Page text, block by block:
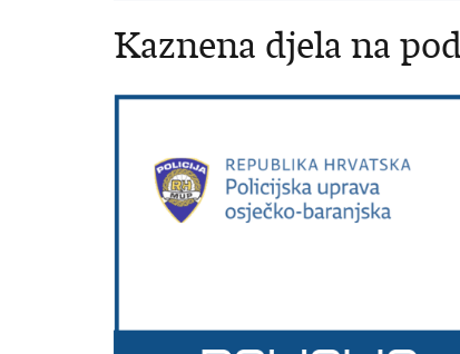
Kaznena djela na